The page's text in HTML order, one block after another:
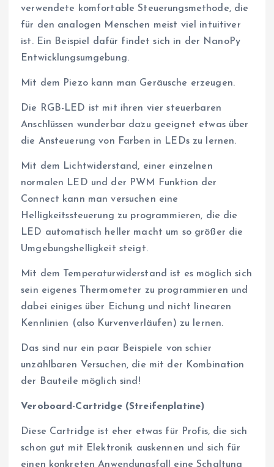
verwendete komfortable Steuerungsmethode, die
für den analogen Menschen meist viel intuitiver
ist. Ein Beispiel dafür findet sich in der NanoPy
Entwicklungsumgebung.
Mit dem Piezo kann man Geräusche erzeugen.
Die RGB-LED ist mit ihren vier steuerbaren
Anschlüssen wunderbar dazu geeignet etwas über
die Ansteuerung von Farben in LEDs zu lernen.
Mit dem Lichtwiderstand, einer einzelnen
normalen LED und der PWM Funktion der
Connect kann man versuchen eine
Helligkeitssteuerung zu programmieren, die die
LED automatisch heller macht um so größer die
Umgebungshelligkeit steigt.
Mit dem Temperaturwiderstand ist es möglich sich
sein eigenes Thermometer zu programmieren und
dabei einiges über Eichung und nicht linearen
Kennlinien (also Kurvenverläufen) zu lernen.
Das sind nur ein paar Beispiele von schier
unzählbaren Versuchen, die mit der Kombination
der Bauteile möglich sind!
Veroboard-Cartridge (Streifenplatine)
Diese Cartridge ist eher etwas für Profis, die sich
schon gut mit Elektronik auskennen und sich für
einen konkreten Anwendungsfall eine Schaltung